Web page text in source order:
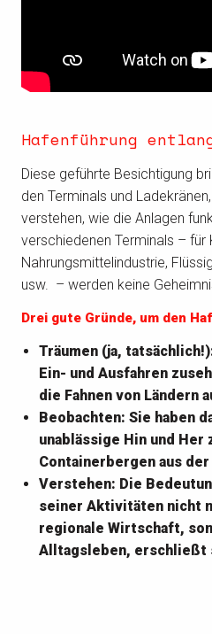
Hafenführung
Diese geführte Besichtigung
den Terminals und
verstehen, wie die Anlagen
verschiedenen Terminals – für
Nahrungsmittelindustrie,
usw. – werden keine
Drei gute Gründe, um den
Träumen (ja,
Ein- und Ausfahren
die Fahnen von Ländern
Beobachten: Sie haben
unablässige Hin und Her
Containerbergen aus der
Verstehen: Die
seiner Aktivitäten nicht
regionale Wirtschaft,
Alltagsleben, erschließt